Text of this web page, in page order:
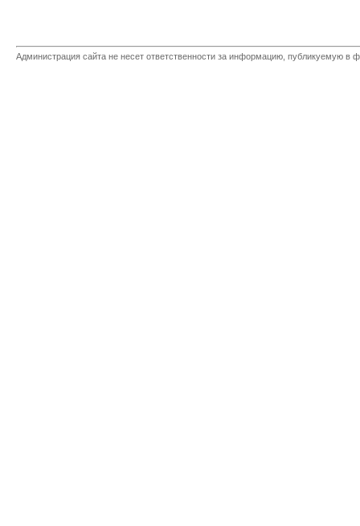
Администрация сайта не несет ответственности за информацию, публикуемую